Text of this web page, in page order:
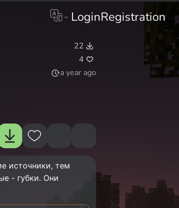
LoginRegistration
22
4
a year ago
источники, тем
- губки. Они